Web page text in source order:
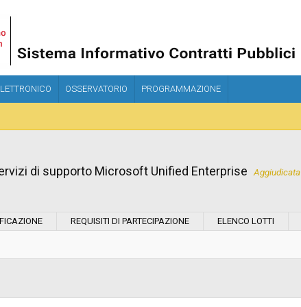
OSSERVATORIO PROGRAMMAZIONE
di supporto Microsoft Unified Enterprise Aggiudicata
REQUISITI DI PARTECIPAZIONE ELENCO LOTTI